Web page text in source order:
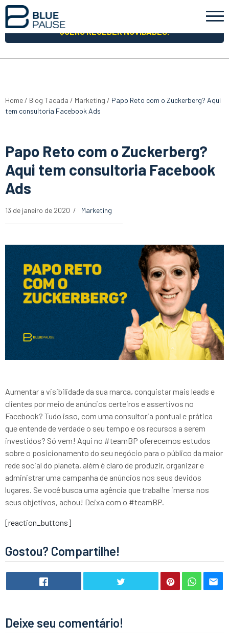
QUERO RECEBER NOVIDADES!
Home / Blog Tacada / Marketing / Papo Reto com o Zuckerberg? Aqui
tem consultoria Facebook Ads
Papo Reto com o Zuckerberg?
Aqui tem consultoria Facebook
Ads
13 de janeiro de 2020 Marketing
Aumentar a visibilidade da sua marca, conquistar mais leads e
clientes por meio de anúncios certeiros e assertivos no
Facebook? Tudo isso, com uma consultoria pontual e prática
que entende de verdade o seu tempo e os recursos a serem
investidos? Só vem! Aqui no #teamBP oferecemos estudos
sobre o posicionamento do seu negócio para o público da maior
rede social do planeta, além é claro de produzir, organizar e
administrar uma campanha de anúncios nos seus devidos
lugares. Se você busca uma agência que trabalhe imersa nos
seus objetivos, achou! Deixa com o #teamBP.
[reaction_buttons]
Gostou? Compartilhe!
Deixe seu comentário!